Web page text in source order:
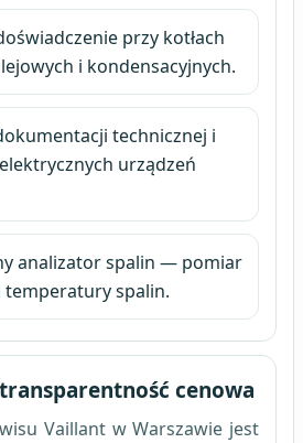
przy kotłach
i kondensacyjnych.
technicznej i
urządzeń
analizator spalin — pomiar
i temperatury spalin.
cenowa
Vaillant w Warszawie jest